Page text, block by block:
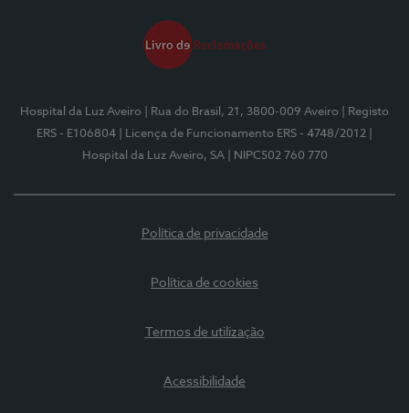
Hospital da Luz Aveiro | Rua do Brasil, 21, 3800-009 Aveiro
| Registo
ERS - E106804
| Licença de Funcionamento ERS - 4748/2012
Hospital da Luz Aveiro, SA
| NIPC502 760 770
Política de privacidade
Política de cookies
Termos de utilização
Acessibilidade